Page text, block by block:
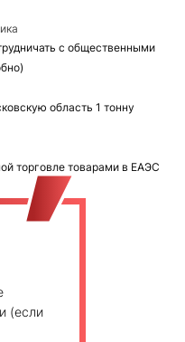
с общественными
область 1 тонну
торговле товарами в ЕАЭС
(если